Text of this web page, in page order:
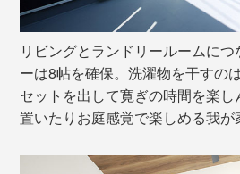
リビングとランドリールームに
ーは8帖を確保。洗濯物を干すの
セットを出して寛ぎの時間を楽
置いたりお庭感覚で楽しめる我が